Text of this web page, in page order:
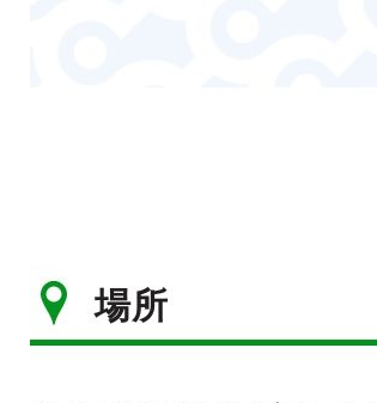
場所